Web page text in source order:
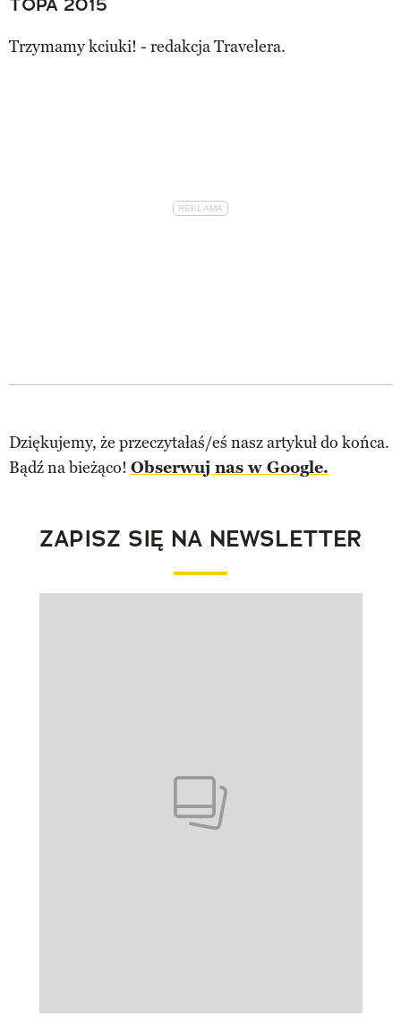
Trzymamy kciuki! - redakcja Travelera.
Dziękujemy, że przeczytałaś/eś nasz artykuł do końca.
Bądź na bieżąco! Obserwuj nas w Google.
ZAPISZ SIĘ NA NEWSLETTER